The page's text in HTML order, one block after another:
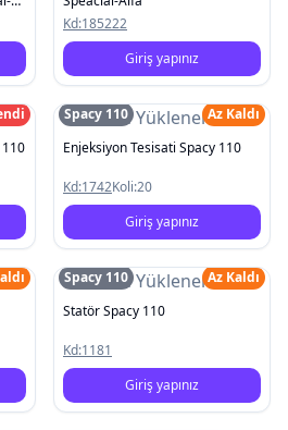
Kd:185222
Giriş yapınız
Resim Yüklenemedi
Spacy 110
Az Kaldı
Enjeksiyon Tesisati Spacy 110
Kd:1742Koli:20
Giriş yapınız
Resim Yüklenemedi
Spacy 110
Az Kaldı
Statör Spacy 110
Kd:1181
Giriş yapınız